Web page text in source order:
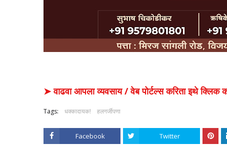
➤ वाढवा आपला व्यवसाय / वेब पोर्टल्स करिता इथे
Tags: धक्कादायक! हलगर्जीपणा
Facebook Twitter